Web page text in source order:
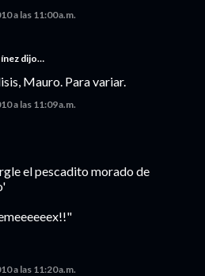
a las 11:00 a.m.
dijo…
Mauro. Para variar.
a las 11:09 a.m.
el pescadito morado de
a las 11:20 a.m.